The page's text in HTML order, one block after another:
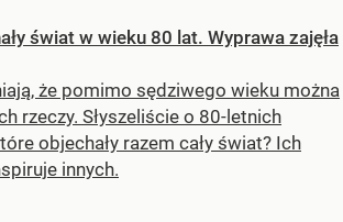
świat w wieku 80 lat. Wyprawa zajęła
że pomimo sędziwego wieku można
rzeczy. Słyszeliście o 80-letnich
objechały razem cały świat? Ich
innych.